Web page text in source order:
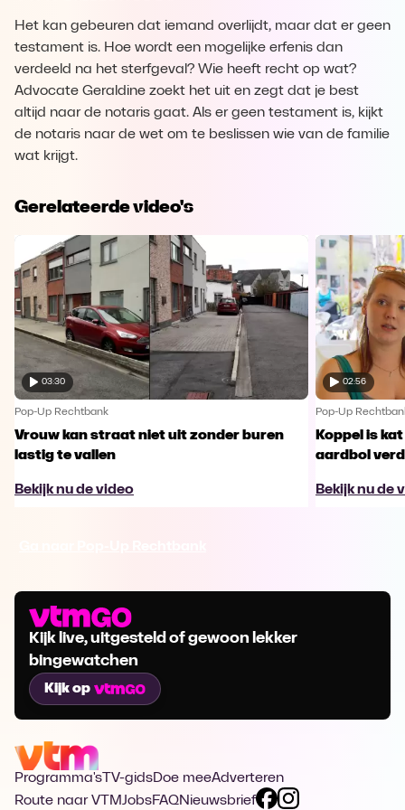
Het kan gebeuren dat iemand overlijdt, maar dat er geen
testament is. Hoe wordt een mogelijke erfenis dan
verdeeld na het sterfgeval? Wie heeft recht op wat?
Advocate Geraldine zoekt het uit en zegt dat je best
altijd naar de notaris gaat. Als er geen testament is, kijkt
de notaris naar de wet om te beslissen wie van de familie
wat krijgt.
Gerelateerde video's
03:30
Pop-Up Rechtbank
Vrouw kan straat niet uit zonder buren
lastig te vallen
Bekijk nu de video
02:56
Pop-Up
Koppel is
aardbol
Bekijk nu de
Kijk live, uitgesteld of gewoon lekker
bingewatchen
Kijk op
Programma's TV-gidsDoe meeAdverteren
Route naar VTMJobsFAQNieuwsbrief